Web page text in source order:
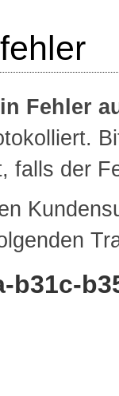
Fehler
falls der
b31c-